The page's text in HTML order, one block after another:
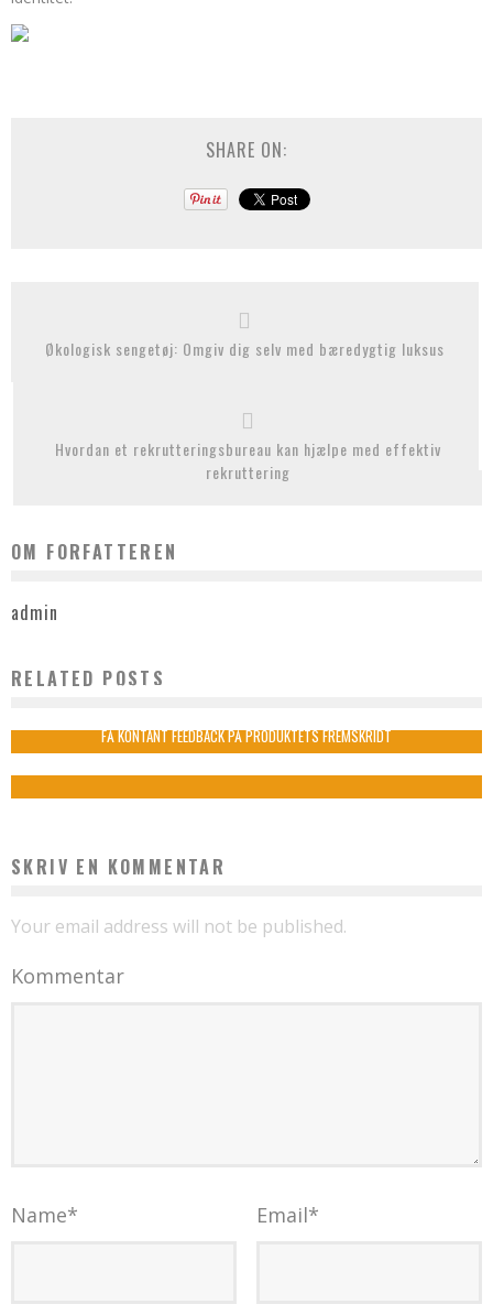
SHARE ON:
Økologisk sengetøj: Omgiv dig selv med bæredygtig luksus
Hvordan et rekrutteringsbureau kan hjælpe med effektiv
rekruttering
OM FORFATTEREN
admin
RELATED POSTSBRUG EVENT BUREAU TIL PLANLÆGNING AF JULEFROKOST
FÅ KONTANT FEEDBACK PÅ PRODUKTETS FREMSKRIDT
SKRIV EN KOMMENTAR
Your email address will not be published.
Kommentar
Name* Email*